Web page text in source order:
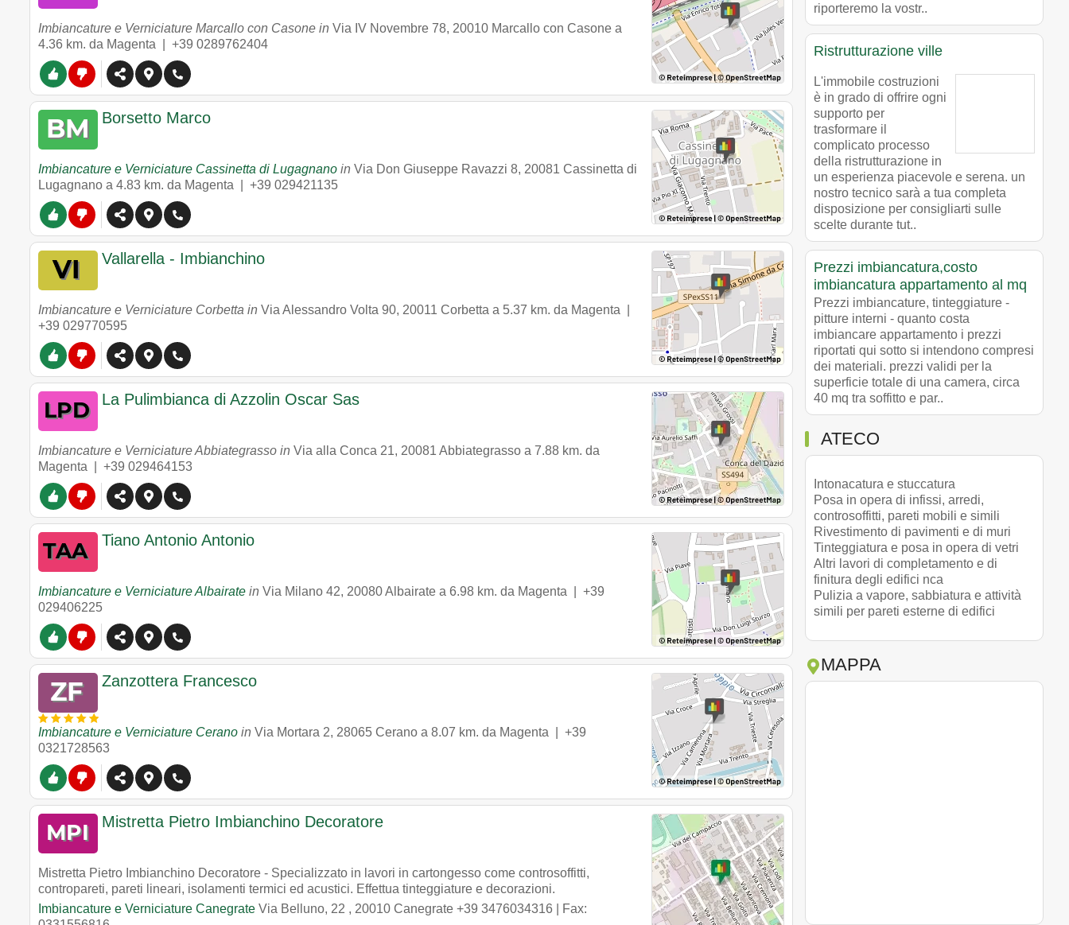
Imbiancature e Verniciature Marcallo con Casone in Via IV Novembre 78, 20010 Marcallo con Casone a
4.36 km. da Magenta | +39 0289762404
Borsetto Marco
Imbiancature e Verniciature Cassinetta di Lugagnano in Via Don Giuseppe Ravazzi 8, 20081 Cassinetta di
Lugagnano a 4.83 km. da Magenta | +39 029421135
Vallarella - Imbianchino
Imbiancature e Verniciature Corbetta in Via Alessandro Volta 90, 20011 Corbetta a 5.37 km. da Magenta |
+39 029770595
La Pulimbianca di Azzolin Oscar Sas
Imbiancature e Verniciature Abbiategrasso in Via alla Conca 21, 20081 Abbiategrasso a 7.88 km. da
Magenta | +39 029464153
Tiano Antonio Antonio
Imbiancature e Verniciature Albairate in Via Milano 42, 20080Albairate a 6.98 km. da Magenta | +39
029406225
Zanzottera Francesco
Imbiancature e Verniciature Cerano in Via Mortara 2, 28065 Cerano a 8.07 km. da Magenta | +39
0321728563
Mistretta Pietro Imbianchino Decoratore
Mistretta Pietro Imbianchino Decoratore - Specializzato in lavori in cartongesso come controsoffitti,
contropareti, pareti lineari, isolamenti termici ed acustici. Effettua tinteggiature e decorazioni.
Imbiancature e Verniciature Canegrate Via Belluno, 22 , 20010 Canegrate +39 3476034316 | Fax:
riporteremo la vostr..
Ristrutturazione ville
L'immobile costruzioni
è in grado di offrire ogni
supporto per
trasformare il
complicato processo
della ristrutturazione in
un esperienza piacevole e serena. un
nostro tecnico sarà a tua completa
disposizione per consigliarti sulle
scelte durante tut..
Prezzi imbiancatura,costo
imbiancatura appartamento al mq
Prezzi imbiancature, tinteggiature -
pitture interni - quanto costa
imbiancare appartamento i prezzi
riportati qui sotto si intendono compresi
dei materiali. prezzi validi per la
superficie totale di una camera, circa
40 mq tra soffitto e par..
ATECO
Intonacatura e stuccatura
Posa in opera di infissi, arredi,
controsoffitti, pareti mobili e simili
Rivestimento di pavimenti e di muri
Tinteggiatura e posa in opera di vetri
Altri lavori di completamento e di
finitura degli edifici nca
Pulizia a vapore, sabbiatura e attività
simili per pareti esterne di edifici
MAPPA